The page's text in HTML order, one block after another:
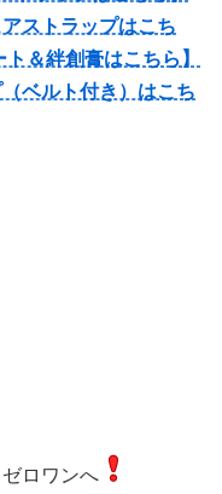
ストラップはこち
＆絆創膏はこちら】
ベルト付き）はこち
ロワンへ